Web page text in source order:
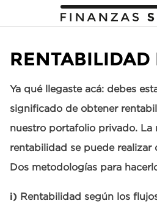
RENTABILIDAD
Ya qué llegaste acá: debes
significado de obtener
nuestro portafolio privado. La
rentabilidad se puede realizar
Dos metodologías para
i) Rentabilidad según los